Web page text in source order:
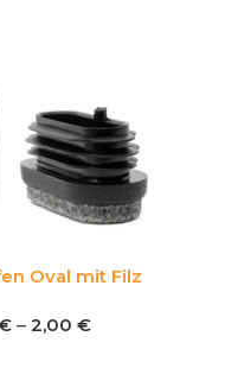
Oval mit Filz
– 2,00 €